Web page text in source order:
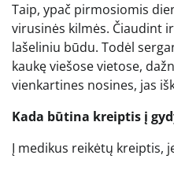
Taip, ypač pirmosiomis
virusinės kilmės. Čiaudint
lašeliniu būdu. Todėl
kaukę viešose vietose,
vienkartines nosines, jas
Kada būtina kreiptis į
Į medikus reikėtų kreiptis,